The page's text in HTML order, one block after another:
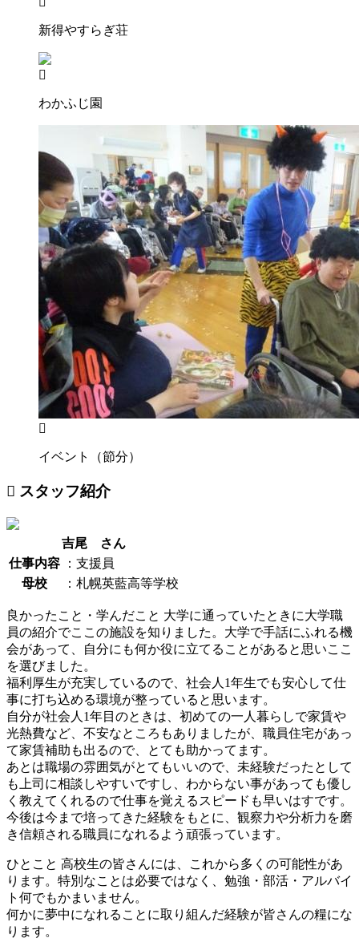
新得やすらぎ荘
わかふじ園
イベント（節分）
スタッフ紹介
吉尾 さん
仕事内容
：支援員
母校
：札幌英藍高等学校
良かったこと・学んだこと 大学に通っていたときに大学職
員の紹介でここの施設を知りました。大学で手話にふれる機
会があって、自分にも何か役に立てることがあると思いここ
を選びました。
福利厚生が充実しているので、社会人1年生でも安心して仕
事に打ち込める環境が整っていると思います。
自分が社会人1年目のときは、初めての一人暮らしで家賃や
光熱費など、不安なところもありましたが、職員住宅があっ
て家賃補助も出るので、とても助かってます。
あとは職場の雰囲気がとてもいいので、未経験だったとして
も上司に相談しやすいですし、わからない事があっても優し
く教えてくれるので仕事を覚えるスピードも早いはすです。
今後は今まで培ってきた経験をもとに、観察力や分析力を磨
き信頼される職員になれるよう頑張っています。
ひとこと 高校生の皆さんには、これから多くの可能性があ
ります。特別なことは必要ではなく、勉強・部活・アルバイ
ト何でもかまいません。
何かに夢中になれることに取り組んだ経験が皆さんの糧にな
ります。